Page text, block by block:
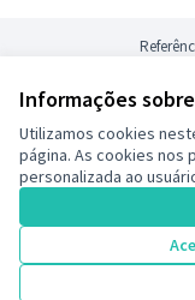
Informações
Utilizamos cookies
página. As cookies nos
personalizada ao
Termos de serviço
Configurações de
Decide Contagem no
(Link externo)